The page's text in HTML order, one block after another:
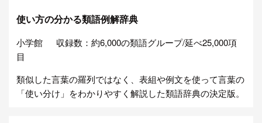
使い方の分かる類語例解辞典
小学館
収録数：約6,000の類語グループ/延べ25,000項
目
類似した言葉の羅列ではなく、表組や例文を使って言葉の
「使い分け」をわかりやすく解説した類語辞典の決定版。